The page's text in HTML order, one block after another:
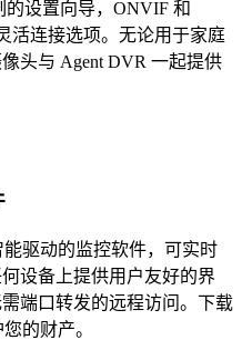
的设置向导，ONVIF 和
活连接选项。无论用于家庭
头与 Agent DVR 一起提供
驱动的监控软件，可实时
设备上提供用户友好的界
端口转发的远程访问。下载
的财产。